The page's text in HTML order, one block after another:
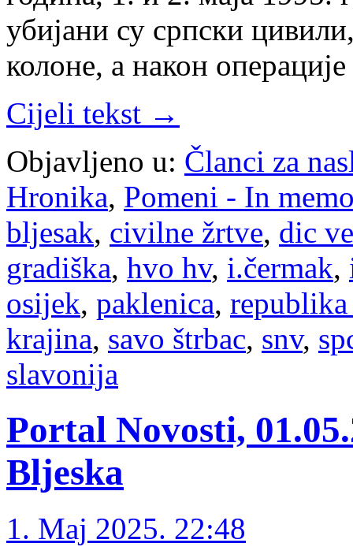
убијани су српски
колоне, а након
Cijeli tekst →
Objavljeno u: Članci za
Hronika, Pomeni - In
bljesak, civilne žrtve, dic
gradiška, hvo hv, i.čermak,
osijek, paklenica, republika
krajina, savo štrbac, snv,
slavonija
Portal Novosti,
Bljeska
1. Maj 2025. 22:48